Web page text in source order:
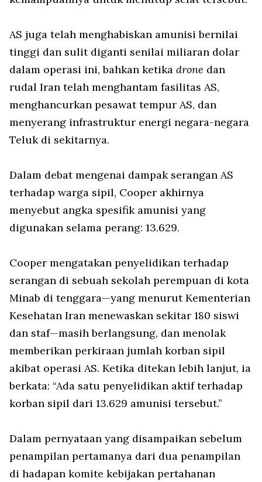
AS juga telah menghabiskan amunisi bernilai
tinggi dan sulit diganti senilai miliaran dolar
dalam operasi ini, bahkan ketika drone dan
rudal Iran telah menghantam fasilitas AS,
menghancurkan pesawat tempur AS, dan
menyerang infrastruktur energi negara-negara
Teluk di sekitarnya.
Dalam debat mengenai dampak serangan AS
terhadap warga sipil, Cooper akhirnya
menyebut angka spesifik amunisi yang
digunakan selama perang: 13.629.
Cooper mengatakan penyelidikan terhadap
serangan di sebuah sekolah perempuan di kota
Minab di tenggara—yang menurut Kementerian
Kesehatan Iran menewaskan sekitar 180 siswi
dan staf—masih berlangsung, dan menolak
memberikan perkiraan jumlah korban sipil
akibat operasi AS. Ketika ditekan lebih lanjut, ia
berkata: “Ada satu penyelidikan aktif terhadap
korban sipil dari 13.629 amunisi tersebut.”
Dalam pernyataan yang disampaikan sebelum
penampilan pertamanya dari dua penampilan
di hadapan komite kebijakan pertahanan